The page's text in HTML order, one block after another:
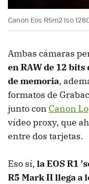
Canon Eos R5m2 Iso
Ambas cámaras
en RAW de 12
de memoria,
formatos de
junto con Canon
vídeo proxy, que
entre dos tarjetas.
Eso sí, la EOS R1
R5 Mark II llega a